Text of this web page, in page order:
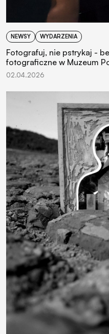
NEWSY WYDARZENIA
Fotografuj, nie pstrykaj -
fotograficzne w Muzeum
02.04.2026